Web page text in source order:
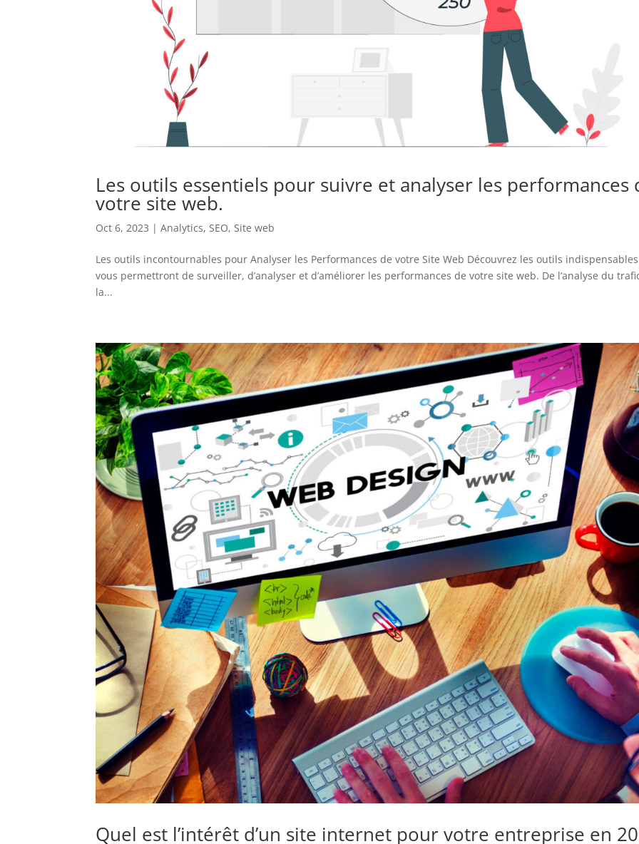
Les outils essentiels pour suivre et analyser les performances
votre site web.
Oct 6, 2023 |Analytics, SEO, Site web
Les outils incontournables pour Analyser les Performances de votre Site Web Découvrez les outils
vous permettront de surveiller, d’analyser et d’améliorer les performances de votre site web. De l’analyse du
la...
Quel est l’intérêt d’un site internet pour votre entreprise en